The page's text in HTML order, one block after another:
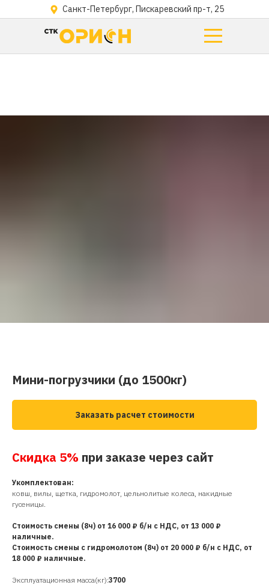
Санкт-Петербург, Пискаревский пр-т, 25
Мини-погрузчики (до 1500кг)
Заказать расчет стоимости
Скидка 5% при заказе через сайт
Укомплектован:
ковш, вилы, щетка, гидромолот, цельнолитые колеса, накидные
гусеницы.
Стоимость смены (8ч) от 16 000 ₽ б/н с НДС, от 13 000 ₽
наличные.
Стоимость смены с гидромолотом (8ч) от 20 000 ₽ б/н с НДС, от
18 000 ₽ наличные.
Эксплуатационная масса(кг):3700